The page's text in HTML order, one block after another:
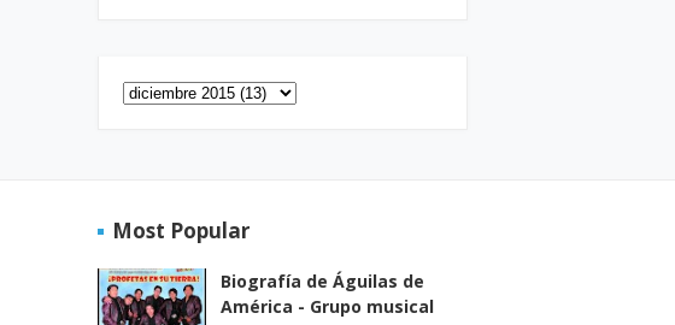
Most Popular
Biografía de Águilas de
América - Grupo musical